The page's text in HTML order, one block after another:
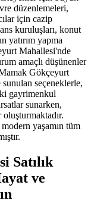
düzenlemeleri,
için cazip
kuruluşları, konut
yatırım yapma
Mahallesi'nde
amaçlı düşünenler
Gökçeyurt
seçeneklerle,
gayrimenkul
sunarken,
yaşamın tüm
Satılık
ve